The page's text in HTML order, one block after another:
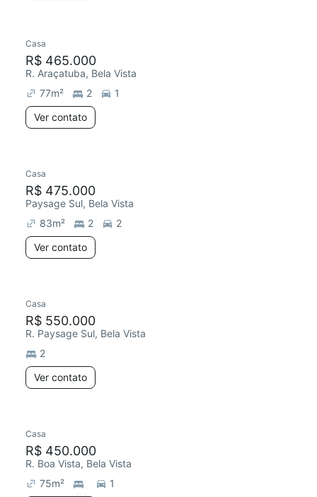
Casa
R$ 465.000
R. Araçatuba, Bela Vista
77m² 2
1
Ver contato
Casa
R$ 475.000
Paysage Sul, Bela Vista
83m² 2
2
Ver contato
Casa
R$ 550.000
R. Paysage Sul, Bela Vista
2
Ver contato
Casa
R$ 450.000
R. Boa Vista, Bela Vista
75m²
1